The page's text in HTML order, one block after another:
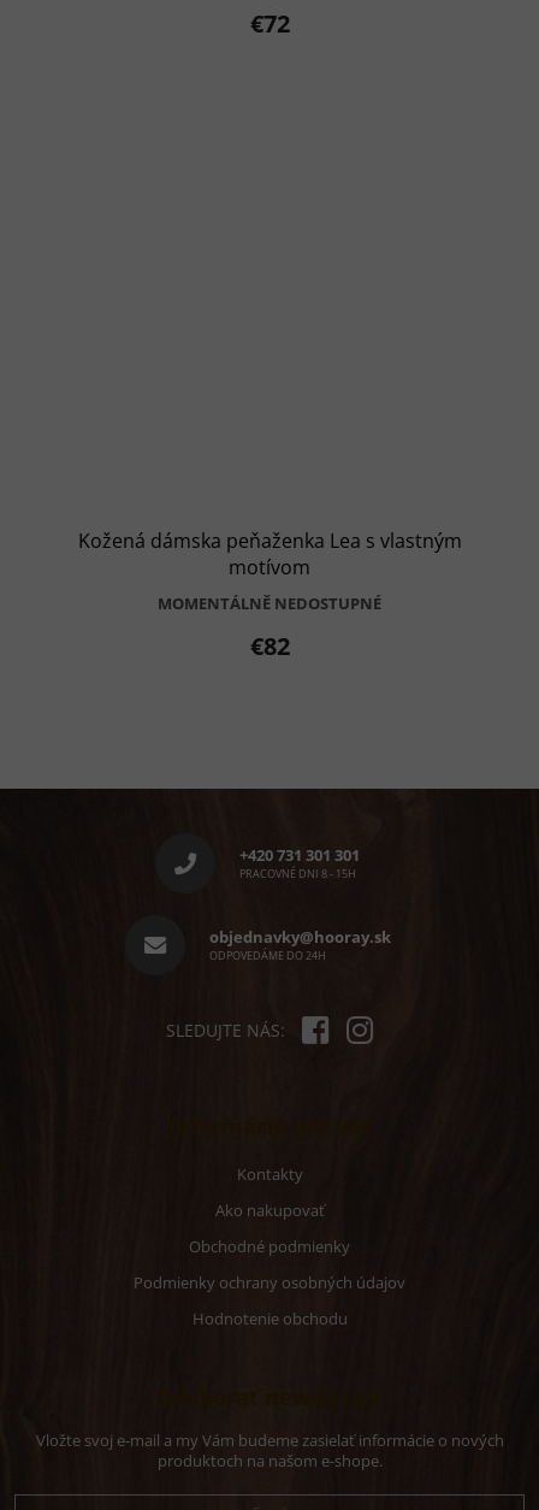
€72
Kožená dámska peňaženka Lea s vlastným
motívom
MOMENTÁLNĚ NEDOSTUPNÉ
€82
+420 731 301 301
PRACOVNÉ DNI 8 - 15H
objednavky@hooray.sk
ODPOVEDÁME DO 24H
SLEDUJTE NÁS:
Kontakty
Ako nakupovať
Obchodné podmienky
Podmienky ochrany osobných údajov
Hodnotenie obchodu
Vložte svoj e-mail a my Vám budeme zasielať informácie o nových
produktoch na našom e-shope.